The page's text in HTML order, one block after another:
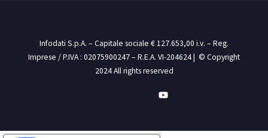
Infodati S.p.A. – Capitale sociale € 127.653,00 i.v. – Reg.
Imprese / P.IVA : 02075900247 – R.E.A. VI-204624 | © Copyright
2024 All rights reserved